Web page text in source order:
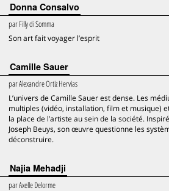
Donna Consalvo
parFilly di Somma
Son art fait voyager l’esprit
Camille Sauer
parAlexandre Ortiz Hervias
L’univers de Camille Sauer est dense. Les
multiples (vidéo, installation, film et musique)
la place de l’artiste au sein de la société.
Joseph Beuys, son œuvre questionne les
déconstruire.
Najia Mehadji
parAxelle Delorme